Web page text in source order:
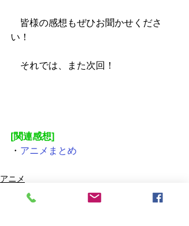
皆様の感想もぜひお聞かせくださ
い！
それでは、また次回！
[関連感想]
・ アニメまとめ
アニメ